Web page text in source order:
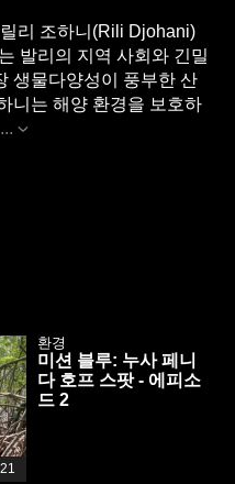
리 조하니(Rili Djohani)
발리의 지역 사회와 긴밀
생물다양성이 풍부한 산
니는 해양 환경을 보호하
...
환경
미션 블루: 누사 페니
다 호프 스팟 - 에피소
드 2